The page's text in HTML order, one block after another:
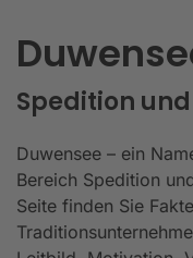
Spedition
Duwensee – ein
Bereich Spedition
Seite finden Sie